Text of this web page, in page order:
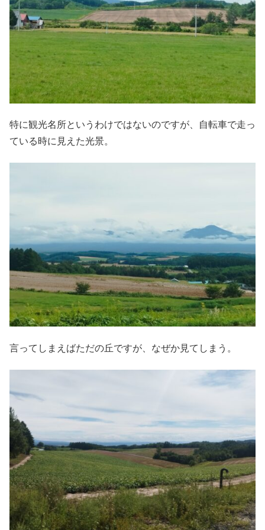
特に観光名所というわけではないのですが、自転車で走っ
ている時に見えた光景。
言ってしまえばただの丘ですが、なぜか見てしまう。